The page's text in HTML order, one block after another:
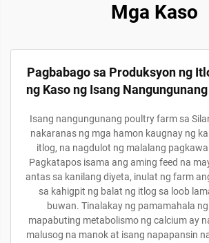
Mga Kaso
Pagbabago sa Produksyon ng
ng Kaso ng Isang
Isang nangungunang poultry farm sa
nakaranas ng mga hamon kaugnay ng
itlog, na nagdulot ng malalang
Pagkatapos isama ang aming feed na
antas sa kanilang diyeta, inulat ng farm
sa kahigpit ng balat ng itlog sa loob
buwan. Tinalakay ng pamamahala
mapabuting metabolismo ng calcium ay
malusog na manok at isang napapansin